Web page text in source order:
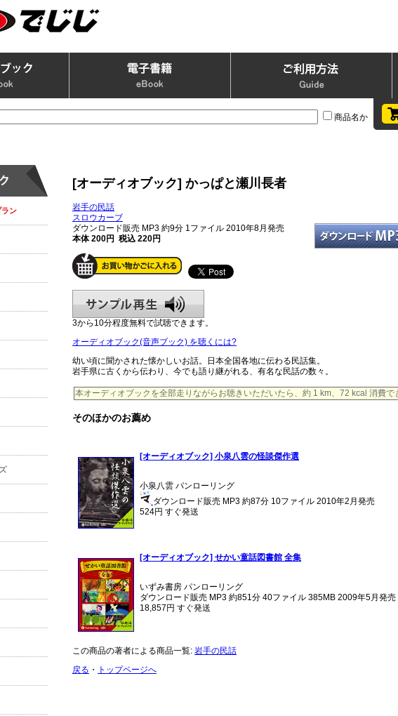
商品名か
ン
[オーディオブック] かっぱと瀬川長者
岩手の民話
スロウカーブ
ダウンロード販売 MP3 約9分 1ファイル 2010年8月発売
本体 200円 税込 220円
3から10分程度無料で試聴できます。
オーディオブック(音声ブック) を聴くには?
幼い頃に聞かされた懐かしいお話。日本全国各地に伝わる民話集。
岩手県に古くから伝わり、今でも語り継がれる、有名な民話の数々。
本オーディオブックを全部走りながらお聴きいただいたら、約 1 km、72 kcal 消費で
そのほかのお薦め
[オーディオブック] 小泉八雲の怪談傑作選
小泉八雲 パンローリング
ダウンロード販売 MP3 約87分 10ファイル 2010年2月発売
524円 すぐ発送
[オーディオブック] せかい童話図書館 全集
いずみ書房 パンローリング
ダウンロード販売 MP3 約851分 40ファイル 385MB 2009年5月発売
18,857円 すぐ発送
この商品の著者による商品一覧: 岩手の民話
戻る ・ トップページへ